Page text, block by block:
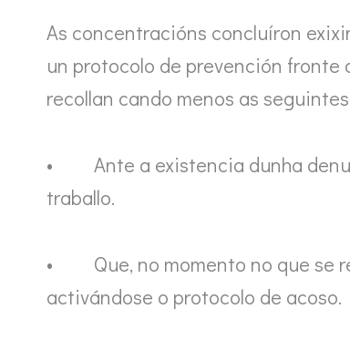
As concentracións concluíron
un protocolo de prevención fronte
recollan cando menos as
• Ante a existencia dunha
traballo.
• Que, no momento no que se
activándose o protocolo de acoso.